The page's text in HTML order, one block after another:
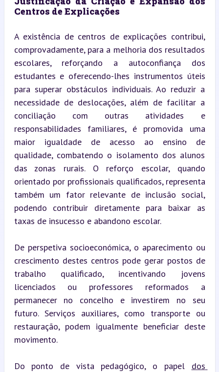
Centros de Explicações
A existência de centros de explicações contribui,
comprovadamente, para a melhoria dos resultados
escolares, reforçando a autoconfiança dos
estudantes e oferecendo-lhes instrumentos úteis
para superar obstáculos individuais. Ao reduzir a
necessidade de deslocações, além de facilitar a
conciliação com outras atividades e
responsabilidades familiares, é promovida uma
maior igualdade de acesso ao ensino de
qualidade, combatendo o isolamento dos alunos
das zonas rurais. O reforço escolar, quando
orientado por profissionais qualificados, representa
também um fator relevante de inclusão social,
podendo contribuir diretamente para baixar as
taxas de insucesso e abandono escolar.
De perspetiva socioeconómica, o aparecimento ou
crescimento destes centros pode gerar postos de
trabalho qualificado, incentivando jovens
licenciados ou professores reformados a
permanecer no concelho e investirem no seu
futuro. Serviços auxiliares, como transporte ou
restauração, podem igualmente beneficiar deste
movimento.
Do ponto de vista pedagógico, o papel dos